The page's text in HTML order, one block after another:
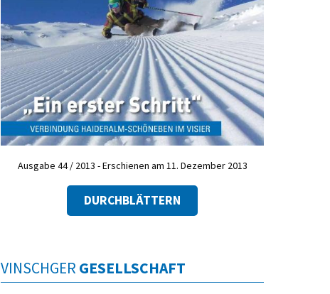
Ausgabe 44 / 2013 - Erschienen am 11. Dezember 2013
DURCHBLÄTTERN
VINSCHGER GESELLSCHAFT